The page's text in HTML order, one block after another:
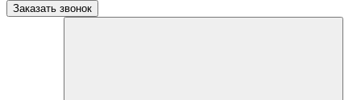
Заказать звонок